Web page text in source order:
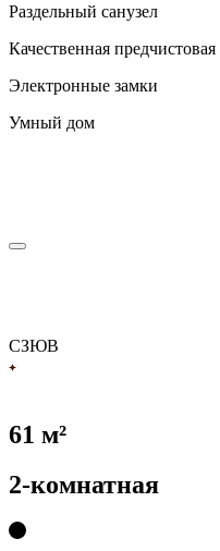
Раздельный санузел
Качественная предчистовая
Электронные замки
Умный дом
СЗЮВ
61 м²
2-комнатная